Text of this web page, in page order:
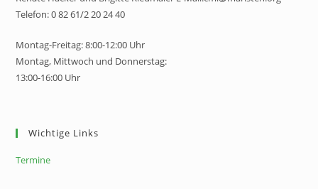
Telefon: 0 82 61/2 20 24 40
Montag-Freitag: 8:00-12:00 Uhr
Montag, Mittwoch und Donnerstag:
13:00-16:00 Uhr
Wichtige Links
Termine